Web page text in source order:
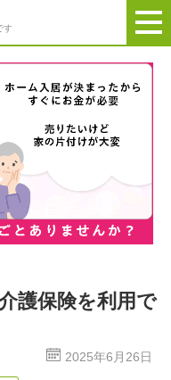
す
護保険を利用で
2025年6月26日